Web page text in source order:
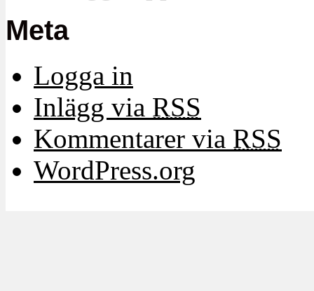
Meta
Logga in
Inlägg via RSS
Kommentarer via RSS
WordPress.org